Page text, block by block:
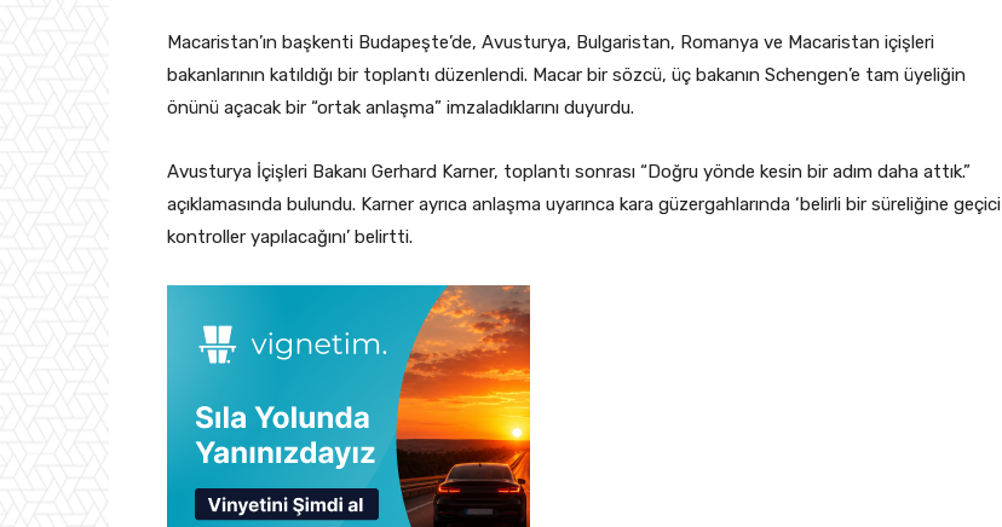
Macaristan’ın başkenti Budapeşte’de, Avusturya, Bulgaristan, Romanya ve Macaristan içişleri
bakanlarının katıldığı bir toplantı düzenlendi. Macar bir sözcü, üç bakanın Schengen’e tam üyeliğin
önünü açacak bir “ortak anlaşma” imzaladıklarını duyurdu.
Avusturya İçişleri Bakanı Gerhard Karner, toplantı sonrası “Doğru yönde kesin bir adım daha attık.”
açıklamasında bulundu. Karner ayrıca anlaşma uyarınca kara güzergahlarında ‘belirli bir süreliğine geçici
kontroller yapılacağını’ belirtti.